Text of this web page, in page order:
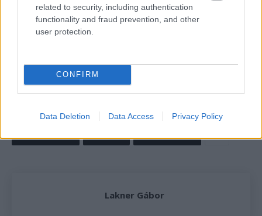
related to security, including authentication
functionality and fraud prevention, and other
user protection.
CONFIRM
Data Deletion Data Access Privacy Policy
A 37 éves észt versenyző az Akropolisz Rallyn
megszerezte szezonbeli első győzelmét, amiből kellő
Észt Rally előtt.
Lakner Gábor